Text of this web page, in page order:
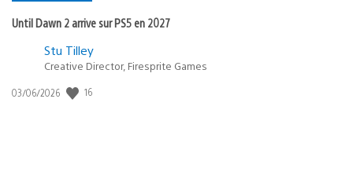
Until Dawn 2 arrive sur PS5 en 2027
Postée
:
state
Stu Tilley
Creative Director, Firesprite Games
Date
03/06/2026 16